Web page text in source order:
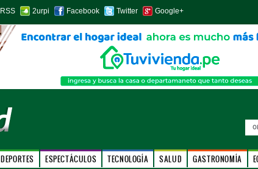
RSS 2urpi Facebook Twitter Google+
DEPORTES ESPECTÁCULOS TECNOLOGÍA SALUD GASTRONOMÍA